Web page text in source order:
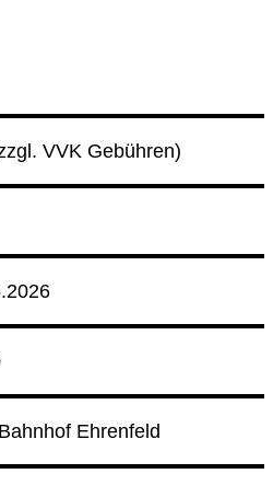
VVK Gebühren)
Ehrenfeld